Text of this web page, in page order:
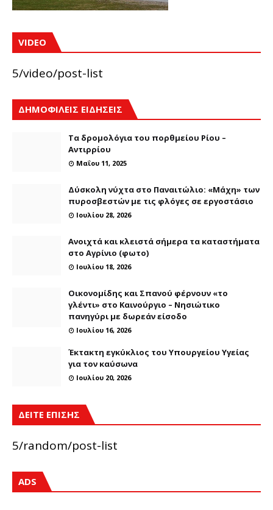
VIDEO
5/video/post-list
ΔΗΜΟΦΙΛΕΙΣ ΕΙΔΗΣΕΙΣ
Τα δρομολόγια του πορθμείου Ρίου –
Αντιρρίου
Μαΐου 11, 2025
Δύσκολη νύχτα στο Παναιτώλιο: «Μάχη» των
πυροσβεστών με τις φλόγες σε εργοστάσιο
Ιουλίου 28, 2026
Ανοιχτά και κλειστά σήμερα τα καταστήματα
στο Αγρίνιο (φωτο)
Ιουλίου 18, 2026
Οικονομίδης και Σπανού φέρνουν «το
γλέντι» στο Καινούργιο – Νησιώτικο
πανηγύρι με δωρεάν είσοδο
Ιουλίου 16, 2026
Έκτακτη εγκύκλιος του Υπουργείου Υγείας
για τον καύσωνα
Ιουλίου 20, 2026
ΔΕΙΤΕ ΕΠΙΣΗΣ
5/random/post-list
ADS